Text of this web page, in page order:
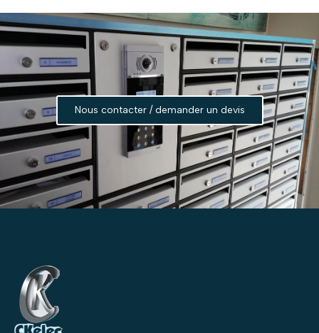
Nous contacter / demander un devis